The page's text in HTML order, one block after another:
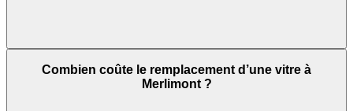
Combien coûte le remplacement d’une vitre à
Merlimont ?